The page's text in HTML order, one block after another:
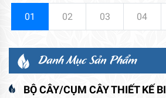
01 02 03 04
Danh Mục Sản Phẩm
BỘ CÂY/CỤM CÂY THIẾT KẾ